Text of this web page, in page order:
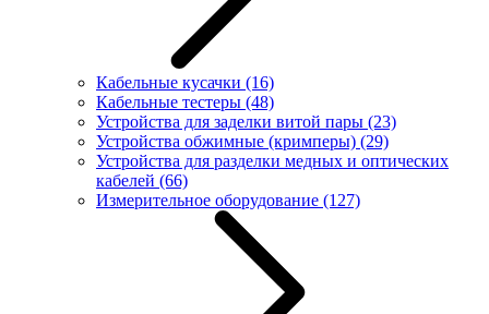
Кабельные кусачки (16)
Кабельные тестеры (48)
Устройства для заделки витой пары (23)
Устройства обжимные (кримперы) (29)
Устройства для разделки медных и оптических
кабелей (66)
Измерительное оборудование (127)